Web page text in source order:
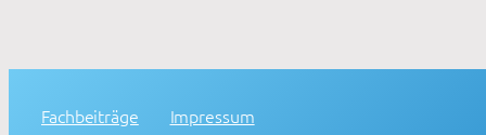
Fachbeiträge
Impressum